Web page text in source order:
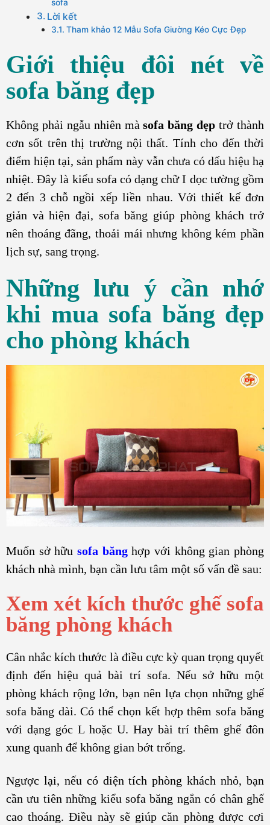
sofa
Lời kết
Tham khảo 12 Mẫu Sofa Giường Kéo Cực Đẹp
Giới thiệu đôi nét về
sofa băng đẹp
Không phải ngẫu nhiên màsofa băng đẹp trở thành
cơn sốt trên thị trường nội thất. Tính cho đến thời
điểm hiện tại, sản phẩm này vẫn chưa có dấu hiệu hạ
nhiệt. Đây là kiểu sofa có dạng chữ I dọc tường gồm
2 đến 3 chỗ ngồi xếp liền nhau. Với thiết kế đơn
giản và hiện đại, sofa băng giúp phòng khách trở
nên thoáng đãng, thoải mái nhưng không kém phần
lịch sự, sang trọng.
Những lưu ý cần nhớ
khi mua sofa băng đẹp
cho phòng khách
Muốn sở hữu sofa bănghợp với không gian phòng
khách nhà mình, bạn cần lưu tâm một số vấn đề sau:
Xem xét kích thước ghế sofa
băng phòng khách
Cân nhắc kích thước là điều cực kỳ quan trọng quyết
định đến hiệu quả bài trí sofa. Nếu sở hữu một
phòng khách rộng lớn, bạn nên lựa chọn những ghế
sofa băng dài. Có thể chọn kết hợp thêm sofa băng
với dạng góc L hoặc U. Hay bài trí thêm ghế đôn
xung quanh để không gian bớt trống.
Ngược lại, nếu có diện tích phòng khách nhỏ, bạn
cần ưu tiên những kiểu sofa băng ngắn có chân ghế
cao thoáng. Điều này sẽ giúp căn phòng được cơi